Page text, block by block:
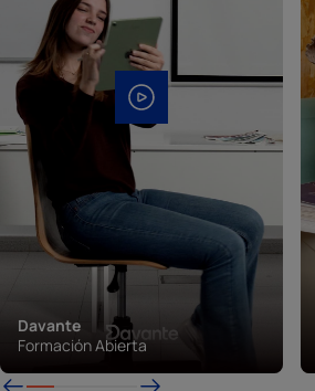
Davante
Formación Abierta